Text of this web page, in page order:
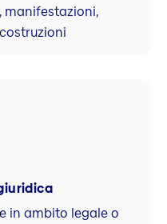
manifestazioni,
in ambito legale o